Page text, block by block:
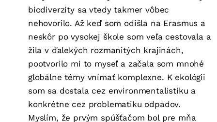
biodiverzity sa vtedy takmer vôbec
nehovorilo. Až keď som odišla na Erasmus a
neskôr po vysokej škole som veľa cestovala a
žila v ďalekých rozmanitých krajinách,
pootvorilo mi to myseľ a začala som mnohé
globálne témy vnímať komplexne. K ekológii
som sa dostala cez environmentalistiku a
konkrétne cez problematiku odpadov.
Myslím, že prvým spúšťačom bol pre mňa